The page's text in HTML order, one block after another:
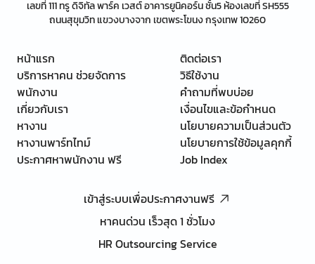
เลขที่ 111 ทรู ดิจิทัล พาร์ค เวสต์ อาคารยูนิคอร์น ชั้น5 ห้องเลขที่ SH555
ถนนสุขุมวิท แขวงบางจาก เขตพระโขนง กรุงเทพ 10260
หน้าแรก
บริการหาคน ช่วยจัดการ
พนักงาน
เกี่ยวกับเรา
หางาน
หางานพาร์ทไทม์
ประกาศหาพนักงาน ฟรี
ติดต่อเรา
วิธีใช้งาน
คำถามที่พบบ่อย
เงื่อนไขและข้อกำหนด
นโยบายความเป็นส่วนตัว
นโยบายการใช้ข้อมูลคุกกี้
Job Index
เข้าสู่ระบบเพื่อประกาศงานฟรี
หาคนด่วน เร็วสุด 1 ชั่วโมง
HR Outsourcing Service